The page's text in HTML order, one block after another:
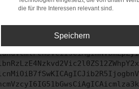
Schritte versucht hast,
die für Ihre Interessen relevant sind.
Speichern